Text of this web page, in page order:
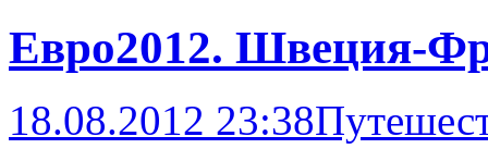
Евро2012. Швеция-
18.08.2012 23:38